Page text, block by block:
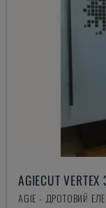
AGIECUT VERTEX
AGIE - ДРОТОВИЙ